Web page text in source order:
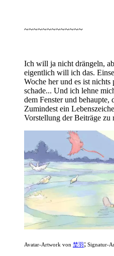
~~~~~~~~~~~~~
Ich will ja nicht drängeln,
eigentlich will ich das.
Woche her und es ist
schade... Und ich lehne
dem Fenster und
Zumindest ein
Vorstellung der Beiträge zu
Avatar-Artwork von 埜羽 ; Signatur-